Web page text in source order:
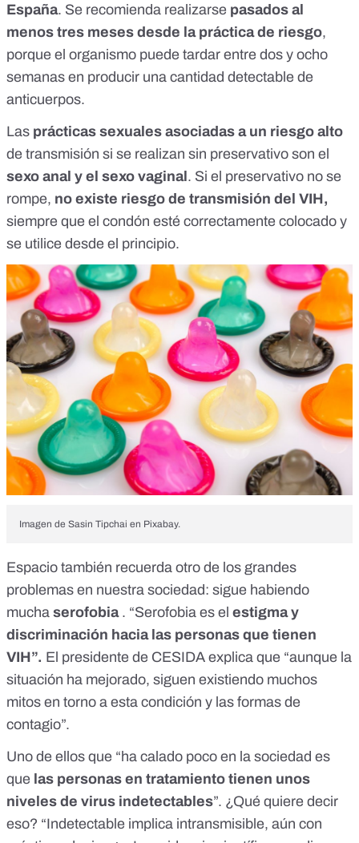
España. Se recomienda realizarse pasados al
menos tres meses desde la práctica de riesgo,
porque el organismo puede tardar entre dos y ocho
semanas en producir una cantidad detectable de
anticuerpos.
Las prácticas sexuales asociadas a un riesgo alto
de transmisión si se realizan sin preservativo son el
sexo anal y el sexo vaginal. Si el preservativo no se
rompe, no existe riesgo de transmisión del VIH,
siempre que el condón esté correctamente colocado y
se utilice desde el principio.
Imagen de Sasin Tipchai en Pixabay.
Espacio también recuerda otro de los grandes
problemas en nuestra sociedad: sigue habiendo
mucha serofobia . “Serofobia es el estigma y
discriminación hacia las personas que tienen
VIH”. El presidente de CESIDA explica que “aunque la
situación ha mejorado, siguen existiendo muchos
mitos en torno a esta condición y las formas de
contagio”.
Uno de ellos que “ha calado poco en la sociedad es
que las personas en tratamiento tienen unos
niveles de virus indetectables”. ¿Qué quiere decir
eso? “Indetectable implica intransmisible, aún con